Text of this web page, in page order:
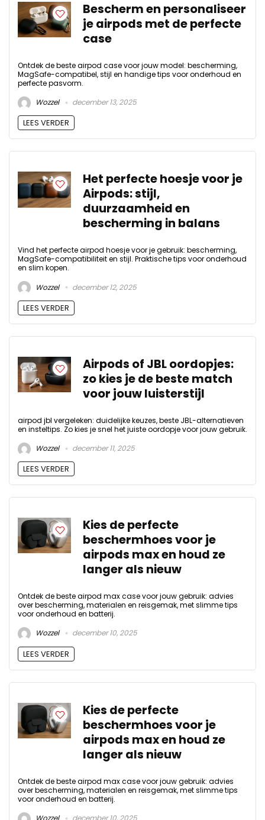
Bescherm en personaliseer
je airpods met de perfecte
case
Ontdek de beste airpod case voor jouw model: bescherming,
MagSafe-compatibel, stijl en handige tips voor onderhoud en
perfecte pasvorm.
Wozzel
december 13, 2025
LEES VERDER
Het perfecte hoesje voor je
Airpods: stijl,
duurzaamheid en
bescherming in balans
Vind het perfecte airpod hoesje voor je gebruik: bescherming,
MagSafe-compatibiliteit en stijl. Praktische tips voor onderhoud
en slim kopen.
Wozzel
december 12, 2025
LEES VERDER
Airpods of JBL oordopjes:
zo kies je de beste match
voor jouw luisterstijl
airpod jbl vergeleken: duidelijke keuzes, beste JBL-alternatieven
en insteltips. Zo kies je snel het juiste oordopje voor jouw gebruik.
Wozzel
december 11, 2025
LEES VERDER
Kies de perfecte
beschermhoes voor je
airpods max en houd ze
langer als nieuw
Ontdek de beste airpod max case voor jouw gebruik: advies
over bescherming, materialen en reisgemak, met slimme tips
voor onderhoud en batterij.
Wozzel
december 10, 2025
LEES VERDER
Kies de perfecte
beschermhoes voor je
airpods max en houd ze
langer als nieuw
Ontdek de beste airpod max case voor jouw gebruik: advies
over bescherming, materialen en reisgemak, met slimme tips
voor onderhoud en batterij.
Wozzel
december 10, 2025